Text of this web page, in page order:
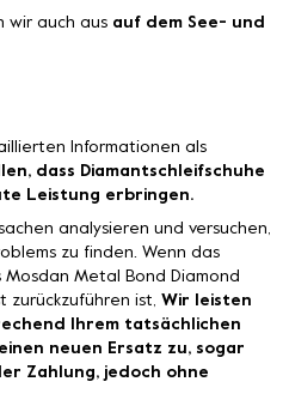
wir auch aus auf dem See- und
Informationen als
dass Diamantschleifschuhe
Leistung erbringen.
analysieren und versuchen,
zu finden. Wenn das
Metal Bond Diamond
zurückzuführen ist, Wir leisten
Ihrem tatsächlichen
neuen Ersatz zu, sogar
Zahlung, jedoch ohne